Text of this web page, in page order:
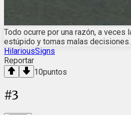
Todo ocurre por una razón, a veces
estúpido y tomas malas decisiones.
HilariousSigns
Reportar
10puntos
#3